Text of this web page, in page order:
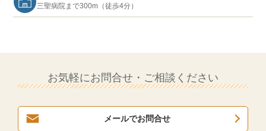
三聖病院まで300m（徒歩4分）
お気軽にお問合せ・ご相談ください
メールでお問合せ